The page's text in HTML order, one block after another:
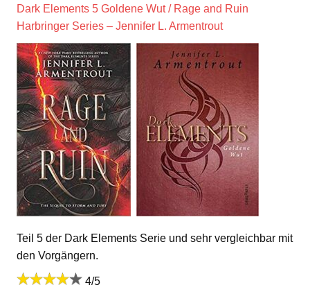
Dark Elements 5 Goldene Wut / Rage and Ruin
Harbringer Series – Jennifer L. Armentrout
Teil 5 der Dark Elements Serie und sehr vergleichbar mit
den Vorgängern.
4/5